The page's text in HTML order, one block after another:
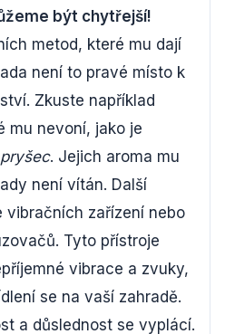
být chytřejší!
metod, které mu dají
není to pravé místo k
Zkuste například
mu nevoní, jako je
pryšec. Jejich aroma mu
není vítán. Další
vibračních zařízení nebo
Tyto přístroje
vibrace a zvuky,
se na vaší zahradě.
a důslednost se vyplácí.